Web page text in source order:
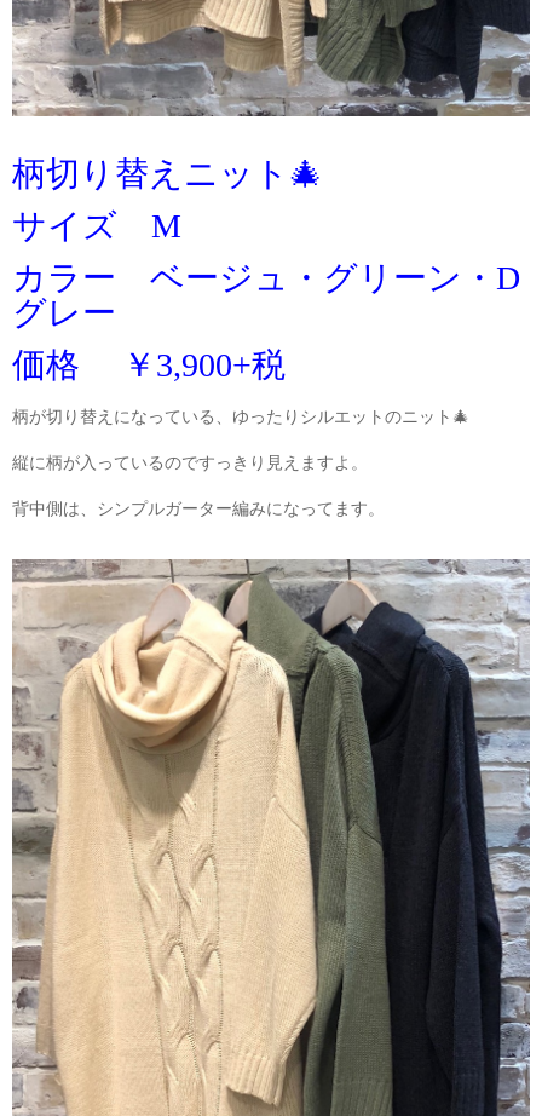
柄切り替えニット🎄
サイズ M
カラー ベージュ・グリーン・D
グレー
価格 ￥3,900+税
柄が切り替えになっている、ゆったりシルエットのニット🎄
縦に柄が入っているのですっきり見えますよ。
背中側は、シンプルガーター編みになってます。